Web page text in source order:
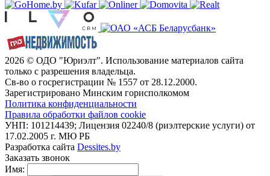
2026 © ОДО "Юриэлт". Использование материалов сайта
только с разрешения владельца.
Св-во о госрегистрации № 1557 от 28.12.2000.
Зарегистрировано Минским горисполкомом
Политика конфиденциальности
Правила обработки файлов cookie
УНП: 101214439; Лицензия 02240/8 (риэлтерские услуги) от
17.02.2005 г. МЮ РБ
Разработка сайта Dessites.by
Заказать звонок
Имя: